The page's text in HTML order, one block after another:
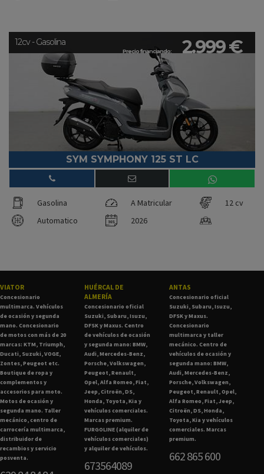
Precio financiando: 2.999 €
12cv - Gasolina
SYM SYMPHONY 125 ST LC
Gasolina A Matricular
12 cv
Automatico
2026
VIATOR
Concesionario
multimarca. Vehículos
de ocasión y segunda
mano. Concesionario
de motos con más de 20
marcas: KTM, Triumph,
Ducati, Suzuki, VOGE,
Zontes, Peugeot etc.
Boutique de ropa y
complementos y
accesorios para moto.
Motos de ocasión y
segunda mano. Taller
mecánico, centro de
carrocería multimarca,
distribuidor de
recambios y servicio
posventa.
HUÉRCAL DE
ALMERÍA
Concesionario oficial
Suzuki, Subaru, Isuzu,
DFSK y Maxus. Centro
de vehículos de ocasión
y segunda mano: BMW,
Audi, Mercedes-Benz,
Porsche, Volkswagen,
Peugeot, Renault,
Opel, Alfa Romeo, Fiat,
Jeep, Citroën, DS,
Honda, Toyota, Kia y
vehículos comerciales.
Marcas premium.
FURGOLINE (alquiler de
vehículos comerciales)
y alquiler de vehículos.
673564089
ANTAS
Concesionario oficial
Suzuki, Subaru, Isuzu,
DFSK y Maxus.
Concesionario
multimarca y taller
mecánico. Centro de
vehículos de ocasión y
segunda mano: BMW,
Audi, Mercedes-Benz,
Porsche, Volkswagen,
Peugeot, Renault, Opel,
Alfa Romeo, Fiat, Jeep,
Citroën, DS, Honda,
Toyota, Kia y vehículos
comerciales. Marcas
premium.
662 865 600